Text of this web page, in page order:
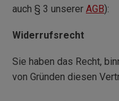
auch § 3 unserer AGB):
Widerrufsrecht
Sie haben das Recht,
von Gründen diesen